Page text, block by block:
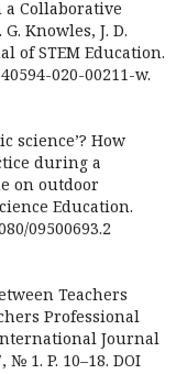
Collaborative
Knowles, J. D.
of STEM Education.
020-00211-w.
science’? How
during a
on outdoor
Education.
09500693.2
Teachers
Professional
Journal
1. P. 10–18. DOI